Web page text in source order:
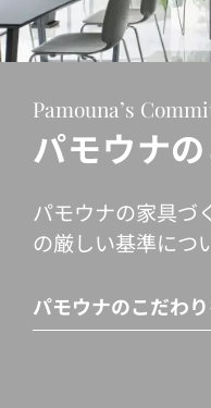
Pamouna’s
パモウナ
パモウナの家具づ
の厳しい基準につ
パモウナのこだわ